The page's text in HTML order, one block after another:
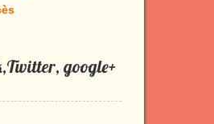
google+